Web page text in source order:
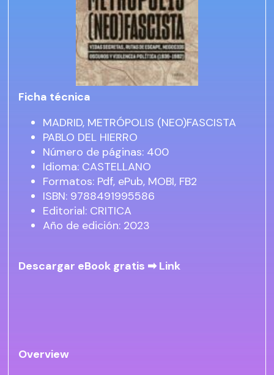
Ficha técnica
MADRID, METRÓPOLIS (NEO)FASCISTA
PABLO DEL HIERRO
Número de páginas: 400
Idioma: CASTELLANO
Formatos: Pdf, ePub, MOBI, FB2
ISBN: 9788491995586
Editorial: CRITICA
Año de edición: 2023
Descargar eBook gratis ➡ Link
Overview